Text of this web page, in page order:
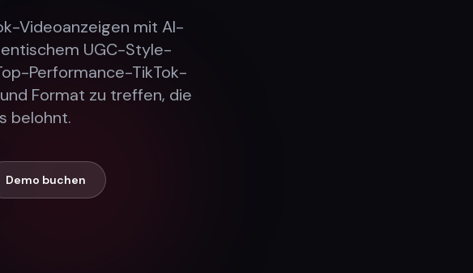
Videoanzeigen mit AI-
UGC-Style-
Performance-TikTok-
Format zu treffen, die
belohnt.
Demo buchen